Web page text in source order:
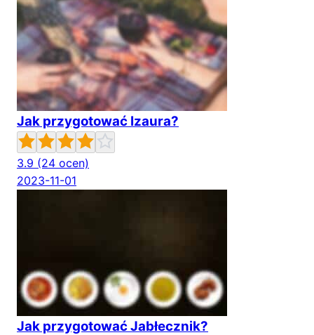
Jak przygotować Izaura?
3.9 (24 ocen)
2023-11-01
Jak przygotować Jabłecznik?